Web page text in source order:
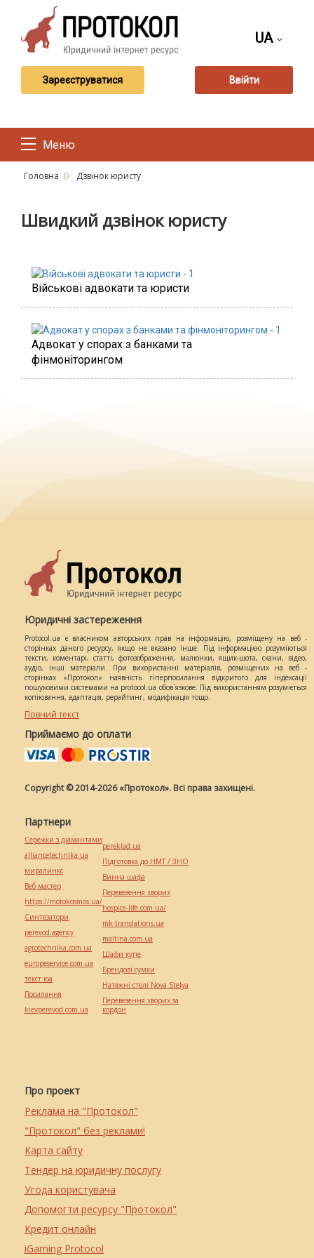
UA
Зареєструватися Ввійти
Меню
Головна Дзвінок юристу
Швидкий дзвінок юристу
Військові адвокати та юристи
Адвокат у спорах з банками та
фінмоніторингом
Юридичні застереження
Protocol.ua є власником авторських прав на інформацію, розміщену на веб -
сторінках даного ресурсу, якщо не вказано інше. Під інформацією розуміються
тексти, коментарі, статті, фотозображення, малюнки, ящик-шота, скани, відео,
аудіо, інші матеріали. При використанні матеріалів, розміщених на веб -
сторінках «Протокол» наявність гіперпосилання відкритого для індексації
пошуковими системами на protocol.ua обов`язкове. Під використанням розуміється
копіювання, адаптація, рерайтинг, модифікація тощо.
Повний текст
Приймаємо до оплати
Copyright © 2014-2026 «Протокол». Всі права захищені.
Про проект
Реклама на "Протокол"
"Протокол" без реклами!
Карта сайту
Тендер на юридичну послугу
Угода користувача
Допомогти ресурсу "Протокол"
Кредит онлайн
iGaming Protocol
Партнери
Сережки з діамантами
alliancetechnika.ua
миралинкс
Веб мастер
https://motokosmos.ua/
Синтезатори
perevod.agency
agrotechnika.com.ua
europeservice.com.ua
текст юа
Посилання
kievperevod.com.ua
pereklad.ua
Підготовка до НМТ / ЗНО
Винна шафа
Перевезення хворих
hospice-life.com.ua/
mk-translations.ua
maltina.com.ua
Шафи купе
Брендові сумки
Натяжні стелі Nova Stelya
Перевезення хворих за
кордон